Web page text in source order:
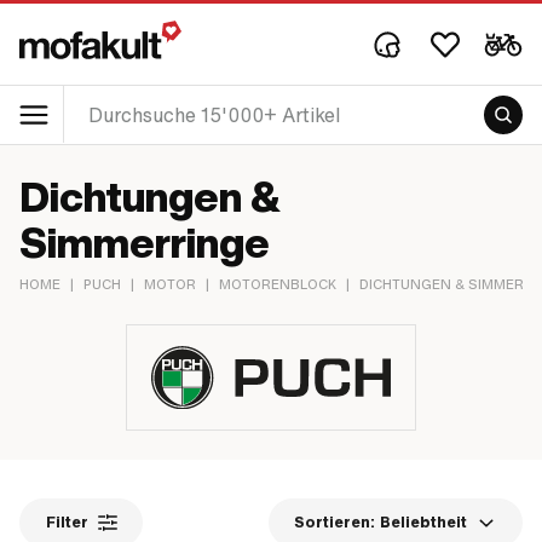
Dichtungen &
Simmerringe
HOME | PUCH | MOTOR | MOTORENBLOCK | DICHTUNGEN &
Filter Sortieren: Beliebtheit